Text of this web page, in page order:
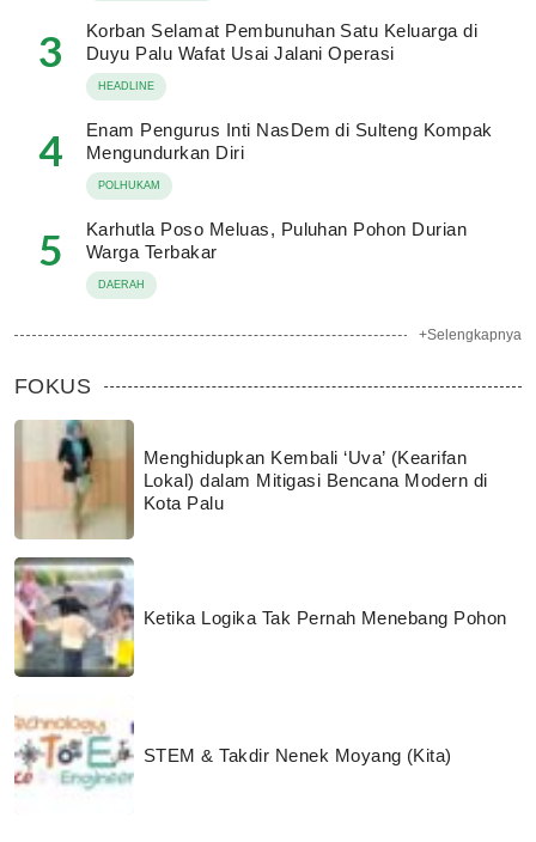
3
Korban Selamat Pembunuhan Satu Keluarga di
Duyu Palu Wafat Usai Jalani Operasi
HEADLINE
4
Enam Pengurus Inti NasDem di Sulteng Kompak
Mengundurkan Diri
POLHUKAM
5
Karhutla Poso Meluas, Puluhan Pohon Durian
Warga Terbakar
DAERAH
+Selengkapnya
FOKUS
Menghidupkan Kembali ‘Uva’ (Kearifan
Lokal) dalam Mitigasi Bencana Modern di
Kota Palu
Ketika Logika Tak Pernah Menebang Pohon
STEM & Takdir Nenek Moyang (Kita)